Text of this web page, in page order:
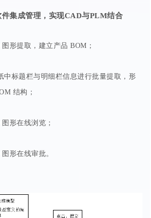
件集成管理 ，实现CAD与PLM结合
形提取，建立产品 BOM；
中标题栏与明细栏信息进行批量提取，形
结构；
形在线浏览；
形在线审批。